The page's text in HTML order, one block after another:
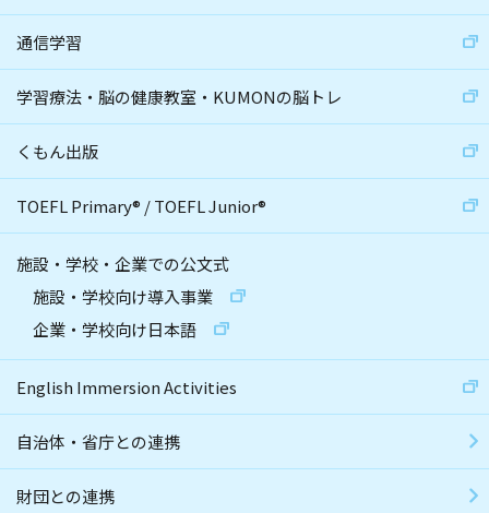
通信学習
学習療法・脳の健康教室・KUMONの脳トレ
くもん出版
TOEFL Primary® /TOEFL Junior®
施設・学校・企業での公文式
施設・学校向け導入事業
企業・学校向け日本語
English Immersion Activities
自治体・省庁との連携
財団との連携